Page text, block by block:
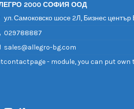
2000 СОФИЯ ООД
ул. Самоковско шосе 2Л, Бизнес
029788887
sales@allegro-bg.com
- module, you can put